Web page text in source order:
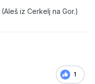
iz Cerkelj na Gor.)
1